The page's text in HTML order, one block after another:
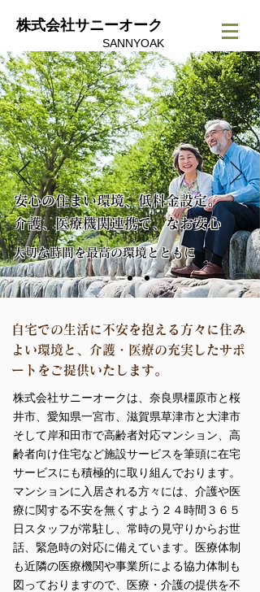
株式会社サニーオーク
SANNYOAK
安心の住まい環境、低料金設定。
介護、医療機関連携で、なお安心
大切な時間を最高の環境とともに
自宅での生活に不安を抱える方々に住み
よい環境と、介護・医療の充実したサポ
ートをご提供いたします。
株式会社サニーオークは、奈良県橿原市と桜
井市、愛知県一宮市、滋賀県草津市と大津市
そして岸和田市で高齢者対応マンション、高
齢者向け住宅など施設サービスを筆頭に在宅
サービスにも積極的に取り組んでおります。
マンションに入居される方々には、介護や医
療に関する不安を無くすよう２４時間３６５
日スタッフが常駐し、常時の見守りからお世
話、緊急時の対応に備えています。医療体制
も近隣の医療機関や事業所による協力体制も
図っておりますので、医療・介護の提供を不